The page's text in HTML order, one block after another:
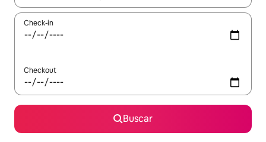
Check-in
Checkout
Buscar